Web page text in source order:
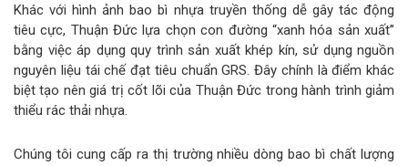
Khác với hình ảnh bao bì nhựa truyền thống dễ gây tác động
tiêu cực, Thuận Đức lựa chọn con đường “xanh hóa sản xuất”
bằng việc áp dụng quy trình sản xuất khép kín, sử dụng nguồn
nguyên liệu tái chế đạt tiêu chuẩn GRS. Đây chính là điểm khác
biệt tạo nên giá trị cốt lõi của Thuận Đức trong hành trình giảm
thiểu rác thải nhựa.
Chúng tôi cung cấp ra thị trường nhiều dòng bao bì chất lượng